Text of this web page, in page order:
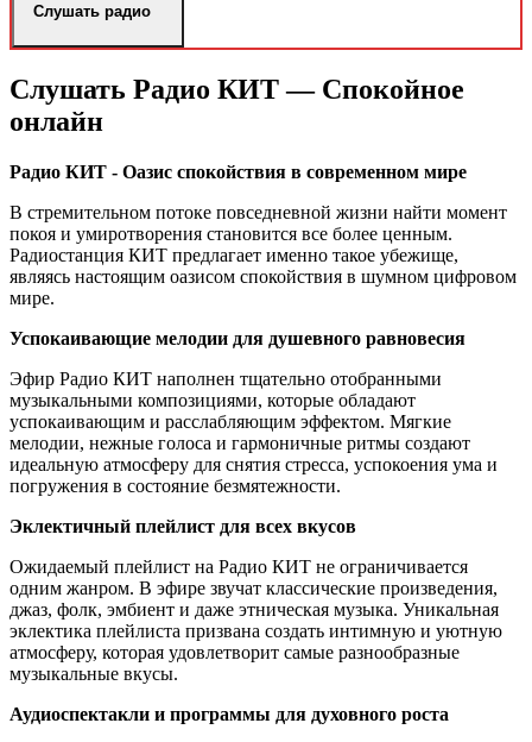
Слушать радио
Слушать Радио КИТ — Спокойное
онлайн
Радио КИТ - Оазис спокойствия в современном мире
В стремительном потоке повседневной жизни найти момент
покоя и умиротворения становится все более ценным.
Радиостанция КИТ предлагает именно такое убежище,
являясь настоящим оазисом спокойствия в шумном цифровом
мире.
Успокаивающие мелодии для душевного равновесия
Эфир Радио КИТ наполнен тщательно отобранными
музыкальными композициями, которые обладают
успокаивающим и расслабляющим эффектом. Мягкие
мелодии, нежные голоса и гармоничные ритмы создают
идеальную атмосферу для снятия стресса, успокоения ума и
погружения в состояние безмятежности.
Эклектичный плейлист для всех вкусов
Ожидаемый плейлист на Радио КИТ не ограничивается
одним жанром. В эфире звучат классические произведения,
джаз, фолк, эмбиент и даже этническая музыка. Уникальная
эклектика плейлиста призвана создать интимную и уютную
атмосферу, которая удовлетворит самые разнообразные
музыкальные вкусы.
Аудиоспектакли и программы для духовного роста